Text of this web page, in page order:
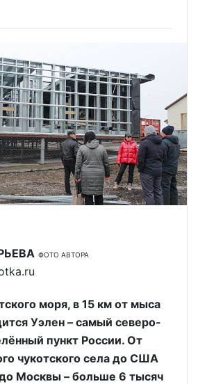
ФОТО АВТОРА
моря, в 15 км от мыса
Уэлен – самый северо-
пункт России. От
чукотского села до США
Москвы – больше 6 тысяч